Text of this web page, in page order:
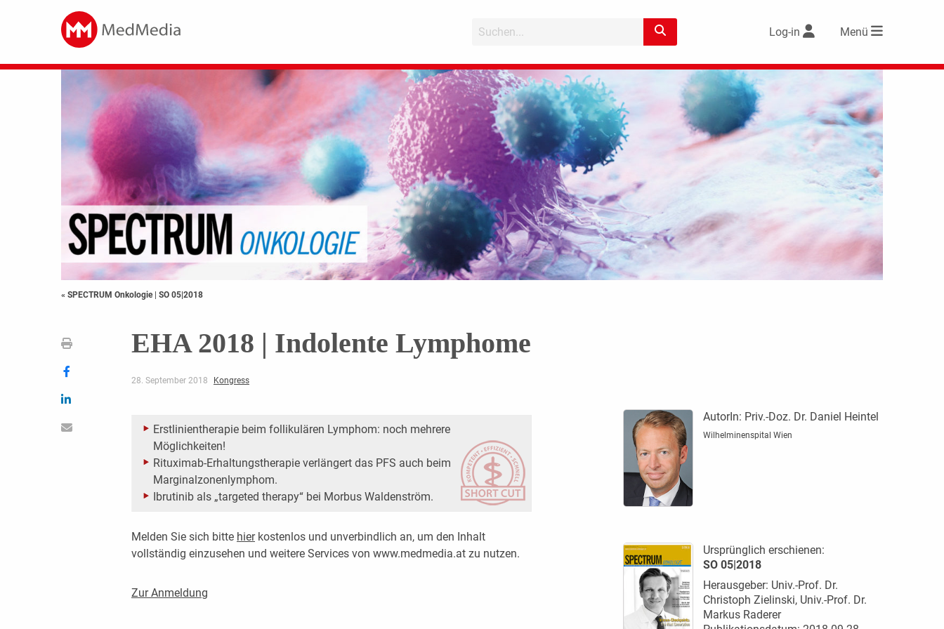
Log-in Menü
« SPECTRUM Onkologie | SO 05|2018
EHA 2018 | Indolente Lymphome
28. September 2018 Kongress
Erstlinientherapie beim follikulären Lymphom: noch mehrere
Möglichkeiten!
Rituximab-Erhaltungstherapie verlängert das PFS auch beim
Marginalzonenlymphom.
Ibrutinib als „targeted therapy“ bei Morbus Waldenström.
Melden Sie sich bitte hierkostenlos und unverbindlich an, um den Inhalt
vollständig einzusehen und weitere Services von www.medmedia.at zu nutzen.
Zur Anmeldung
AutorIn: Priv.-Doz. Dr. Daniel Heintel
Wilhelminenspital Wien
Ursprünglich erschienen:
SO 05|2018
Herausgeber: Univ.-Prof. Dr.
Christoph Zielinski, Univ.-Prof. Dr.
Markus Raderer